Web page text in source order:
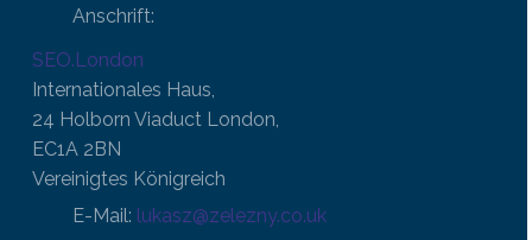
Anschrift:
SEO.London
Internationales Haus,
24 Holborn Viaduct London,
EC1A 2BN
Vereinigtes Königreich
E-Mail: lukasz@zelezny.co.uk